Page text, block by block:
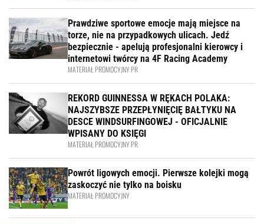
Prawdziwe sportowe emocje mają miejsce na
torze, nie na przypadkowych ulicach. Jedź
bezpiecznie - apelują profesjonalni kierowcy i
internetowi twórcy na 4F Racing Academy
MATERIAŁ PROMOCYJNY PR
REKORD GUINNESSA W RĘKACH POLAKA:
NAJSZYBSZE PRZEPŁYNIĘCIĘ BAŁTYKU NA
DESCE WINDSURFINGOWEJ - OFICJALNIE
WPISANY DO KSIĘGI
MATERIAŁ PROMOCYJNY PR
Powrót ligowych emocji. Pierwsze kolejki mogą
zaskoczyć nie tylko na boisku
MATERIAŁ PROMOCYJNY